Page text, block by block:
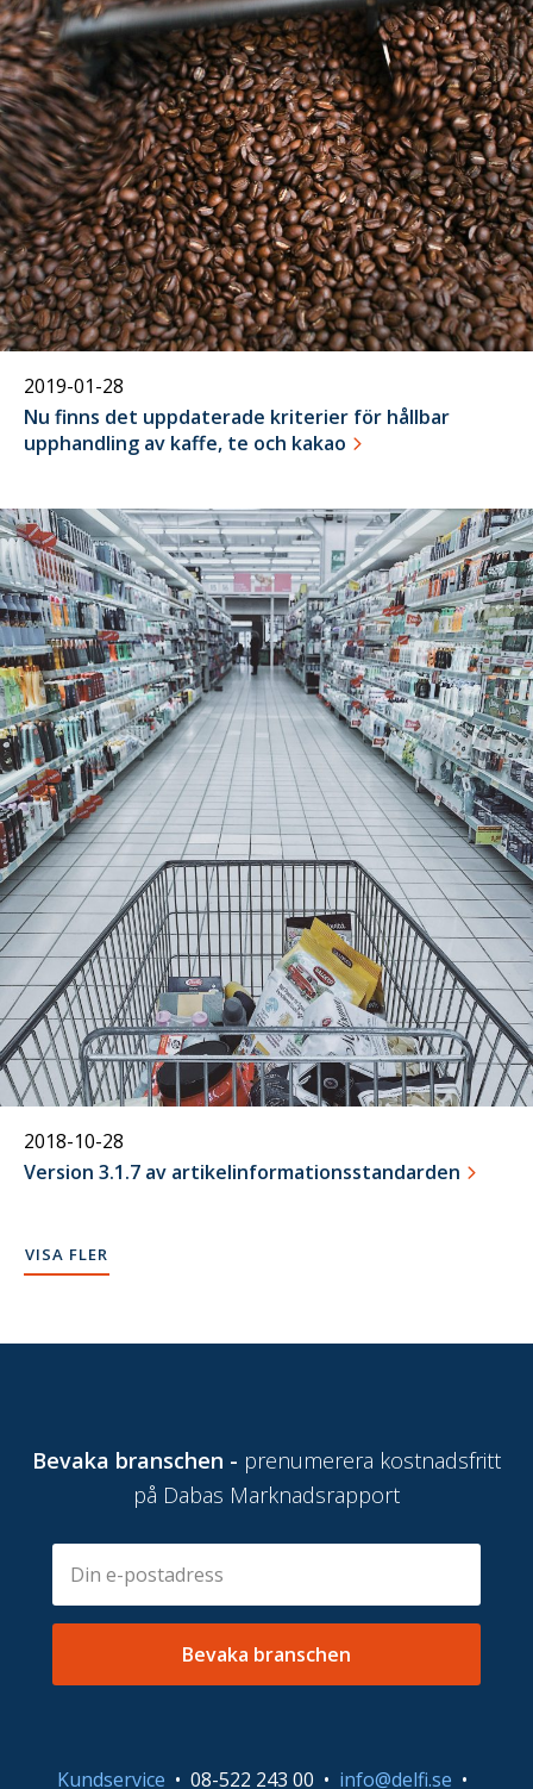
28
januari
2019-01-28
Nu finns det uppdaterade kriterier för hållbar
upphandling av kaffe, te och kakao
28
oktober
2018-10-28
Version 3.1.7 av artikelinformationsstandarden
VISA FLER
Bevaka branschen - prenumerera kostnadsfritt
på Dabas Marknadsrapport
postadress
Bevaka branschen
Kundservice • 08-522 243 00 • info@delfi.se •